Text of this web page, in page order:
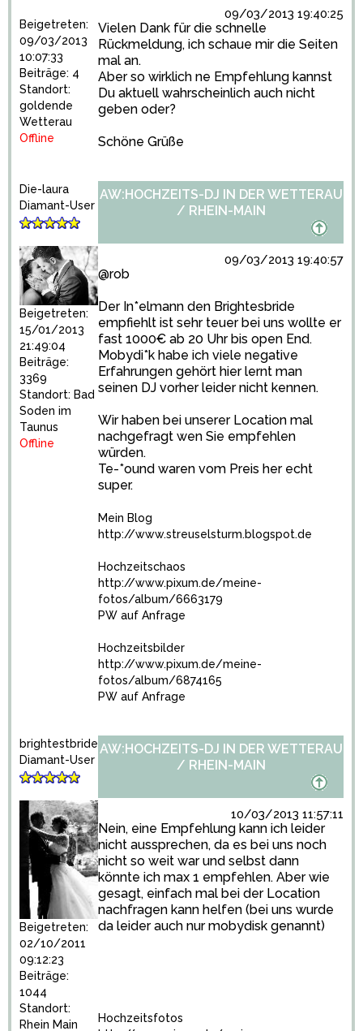
Beigetreten:
09/03/2013
10:07:33
Beiträge: 4
Standort:
goldende
Wetterau
Offline
09/03/2013 19:40:25
Vielen Dank für die schnelle
Rückmeldung, ich schaue mir die Seiten
mal an.
Aber so wirklich ne Empfehlung kannst
Du aktuell wahrscheinlich auch nicht
geben oder?
Schöne Grüße
Die-laura
Diamant-User
Beigetreten:
15/01/2013
21:49:04
Beiträge:
3369
Standort: Bad
Soden im
Taunus
Offline
AW:HOCHZEITS-DJ IN DER WETTERAU
/ RHEIN-MAIN
09/03/2013 19:40:57
@rob
Der In*elmann den Brightesbride
empfiehlt ist sehr teuer bei uns wollte er
fast 1000€ ab 20 Uhr bis open End.
Mobydi*k habe ich viele negative
Erfahrungen gehört hier lernt man
seinen DJ vorher leider nicht kennen.
Wir haben bei unserer Location mal
nachgefragt wen Sie empfehlen
würden.
Te-*ound waren vom Preis her echt
super.
Mein Blog
http://www.streuselsturm.blogspot.de
Hochzeitschaos
http://www.pixum.de/meine-
fotos/album/6663179
PW auf Anfrage
Hochzeitsbilder
http://www.pixum.de/meine-
fotos/album/6874165
PW auf Anfrage
brightestbride
Diamant-User
Beigetreten:
02/10/2011
09:12:23
Beiträge:
1044
Standort:
Rhein Main
AW:HOCHZEITS-DJ IN DER WETTERAU
/ RHEIN-MAIN
10/03/2013 11:57:11
Nein, eine Empfehlung kann ich leider
nicht aussprechen, da es bei uns noch
nicht so weit war und selbst dann
könnte ich max 1 empfehlen. Aber wie
gesagt, einfach mal bei der Location
nachfragen kann helfen (bei uns wurde
da leider auch nur mobydisk genannt)
Hochzeitsfotos